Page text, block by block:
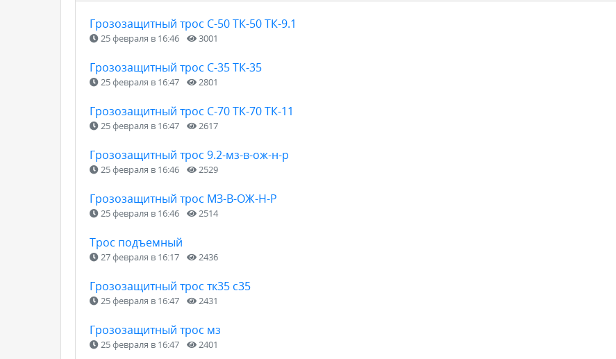
Грозозащитный трос С-50 ТК-50 ТК-9.1
25 февраля в 16:46 3001
Грозозащитный трос С-35 ТК-35
25 февраля в 16:47 2801
Грозозащитный трос С-70 ТК-70 ТК-11
25 февраля в 16:47 2617
Грозозащитный трос 9.2-мз-в-ож-н-р
25 февраля в 16:46 2529
Грозозащитный трос МЗ-В-ОЖ-Н-Р
25 февраля в 16:46 2514
Трос подъемный
27 февраля в 16:17 2436
Грозозащитный трос тк35 с35
25 февраля в 16:47 2431
Грозозащитный трос мз
25 февраля в 16:47 2401